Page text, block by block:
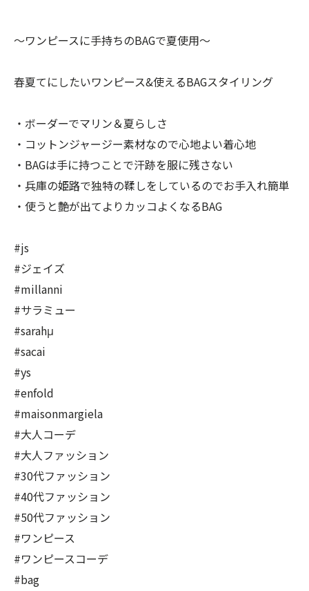
〜ワンピースに手持ちのBAGで夏使用〜
春夏てにしたいワンピース&使えるBAGスタイリング
・ボーダーでマリン＆夏らしさ
・コットンジャージー素材なので心地よい着心地
・BAGは手に持つことで汗跡を服に残さない
・兵庫の姫路で独特の鞣しをしているのでお手入れ簡単
・使うと艶が出てよりカッコよくなるBAG
#js
#ジェイズ
#millanni
#サラミュー
#sarahμ
#sacai
#ys
#enfold
#maisonmargiela
#大人コーデ
#大人ファッション
#30代ファッション
#40代ファッション
#50代ファッション
#ワンピース
#ワンピースコーデ
#bag